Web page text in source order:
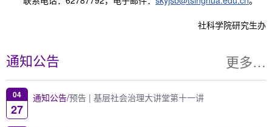
通知公告 更多…
04
27
通知公告/预告 | 基层社会治理大讲堂第十一讲
社科学院研究生办